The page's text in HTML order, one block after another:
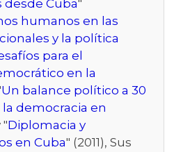
desde Cuba"
humanos en las
y la política
para el
en la
Un balance político a 30
democracia en
"Diplomacia y
en Cuba" (2011), Sus